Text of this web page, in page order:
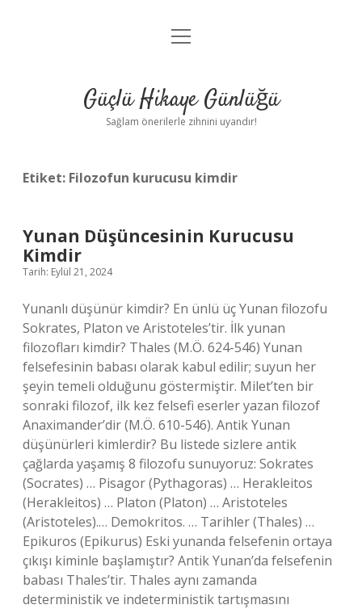
Anasayfa
Yasal Uyarı
menüyü
Güçlü Hikaye Günlüğü
Sağlam önerilerle zihnini uyandır!
Etiket: Filozofun kurucusu kimdir
Yunan Düşüncesinin Kurucusu
Kimdir
Tarih: Eylül 21, 2024
Yunanlı düşünür kimdir? En ünlü üç Yunan filozofu
Sokrates, Platon ve Aristoteles’tir. İlk yunan
filozofları kimdir? Thales (M.Ö. 624-546) Yunan
felsefesinin babası olarak kabul edilir; suyun her
şeyin temeli olduğunu göstermiştir. Milet’ten bir
sonraki filozof, ilk kez felsefi eserler yazan filozof
Anaximander’dir (M.Ö. 610-546). Antik Yunan
düşünürleri kimlerdir? Bu listede sizlere antik
çağlarda yaşamış 8 filozofu sunuyoruz: Sokrates
(Socrates) … Pisagor (Pythagoras) … Herakleitos
(Herakleitos) … Platon (Platon) … Aristoteles
(Aristoteles).​… Demokritos. … Tarihler (Thales) …
Epikuros (Epikurus) Eski yunanda felsefenin ortaya
çıkışı kiminle başlamıştır? Antik Yunan’da felsefenin
babası Thales’tir. Thales aynı zamanda
deterministik ve indeterministik tartışmasını